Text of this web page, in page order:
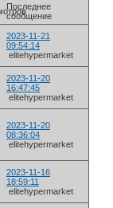
Последнее
сообщение
2023-11-21
09:54:14
elitehypermarket
2023-11-20
16:47:45
elitehypermarket
2023-11-20
08:36:04
elitehypermarket
2023-11-16
18:59:11
elitehypermarket